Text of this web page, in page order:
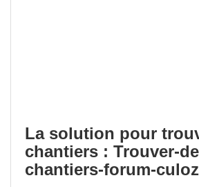
La solution pour
chantiers : Trouver-
chantiers-forum-culoz